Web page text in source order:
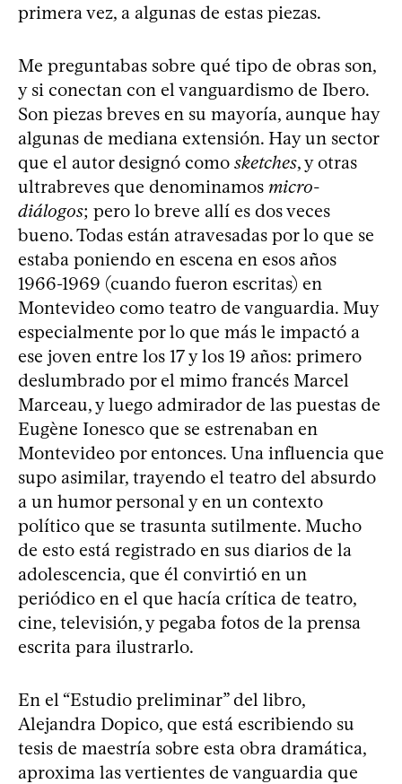
primera vez, a algunas de estas piezas.
Me preguntabas sobre qué tipo de obras son,
y si conectan con el vanguardismo de Ibero.
Son piezas breves en su mayoría, aunque hay
algunas de mediana extensión. Hay un sector
que el autor designó como sketches, y otras
ultrabreves que denominamos micro-
diálogos; pero lo breve allí es dos veces
bueno. Todas están atravesadas por lo que se
estaba poniendo en escena en esos años
1966-1969 (cuando fueron escritas) en
Montevideo como teatro de vanguardia. Muy
especialmente por lo que más le impactó a
ese joven entre los 17 y los 19 años: primero
deslumbrado por el mimo francés Marcel
Marceau, y luego admirador de las puestas de
Eugène Ionesco que se estrenaban en
Montevideo por entonces. Una influencia que
supo asimilar, trayendo el teatro del absurdo
a un humor personal y en un contexto
político que se trasunta sutilmente. Mucho
de esto está registrado en sus diarios de la
adolescencia, que él convirtió en un
periódico en el que hacía crítica de teatro,
cine, televisión, y pegaba fotos de la prensa
escrita para ilustrarlo.
En el “Estudio preliminar” del libro,
Alejandra Dopico, que está escribiendo su
tesis de maestría sobre esta obra dramática,
aproxima las vertientes de vanguardia que